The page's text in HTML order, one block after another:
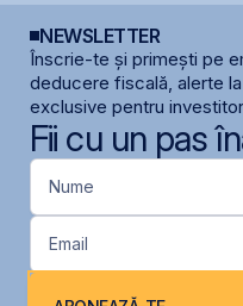
NEWSLETTER
Înscrie-te și primești pe
deducere fiscală, alerte
exclusive pentru
Fii cu un pas
Nume
Email